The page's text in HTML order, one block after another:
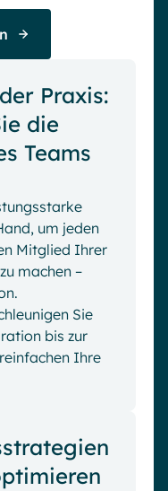
Praxis:
die
Teams
um jeden
Mitglied Ihrer
machen –
Sie
bis zur
Ihre